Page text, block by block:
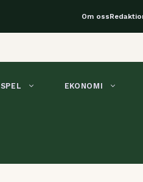
Om oss
SPEL EKONOMI